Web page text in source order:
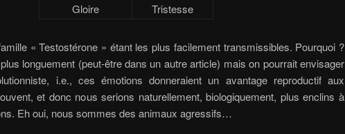
Gloire
Tristesse
« Testostérone » étant les plus facilement transmissibles. Pourquoi ?
longuement (peut-être dans un autre article) mais on pourrait envisager
i.e., ces émotions donneraient un avantage reproductif aux
et donc nous serions naturellement, biologiquement, plus enclins à
Eh oui, nous sommes des animaux agressifs…